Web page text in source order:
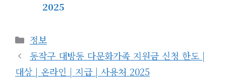
2025
카
테
고
정보
동작구 대방동 다문화가족 지원금 신청 한도 |
대상 | 온라인 | 지급 | 사용처 2025